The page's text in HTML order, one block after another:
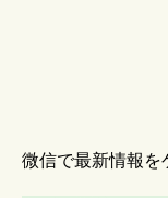
微信で最新情報を